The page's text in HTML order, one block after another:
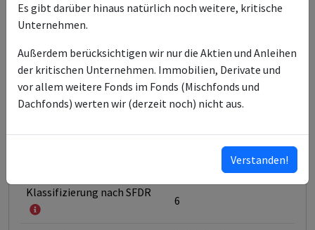
ISIN des Fonds LU0418282934
Anteilsklassen
LU0946790523
Typ des Fonds Anleihen
Luxembourg SA
Xaia Investment GmbH
Klassifizierung nach SFDR
6
Es gibt darüber hinaus natürlich noch weitere, kritische
Unternehmen.
Außerdem berücksichtigen wir nur die Aktien und Anleihen
der kritischen Unternehmen. Immobilien, Derivate und
vor allem weitere Fonds im Fonds (Mischfonds und
Dachfonds) werten wir (derzeit noch) nicht aus.
Verstanden!